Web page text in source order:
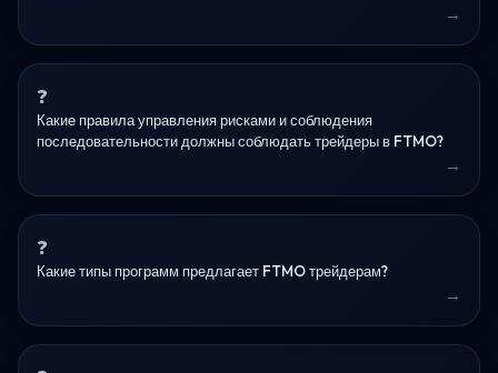
Какие правила управления рисками и соблюдения
последовательности должны соблюдать трейдеры в FTMO?
Какие типы программ предлагает FTMO трейдерам?